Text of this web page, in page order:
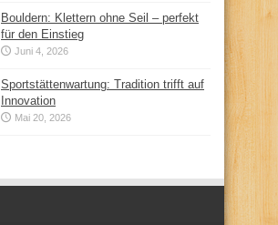
Bouldern: Klettern ohne Seil – perfekt
für den Einstieg
Juni 4, 2026
Sportstättenwartung: Tradition trifft auf
Innovation
Mai 20, 2026